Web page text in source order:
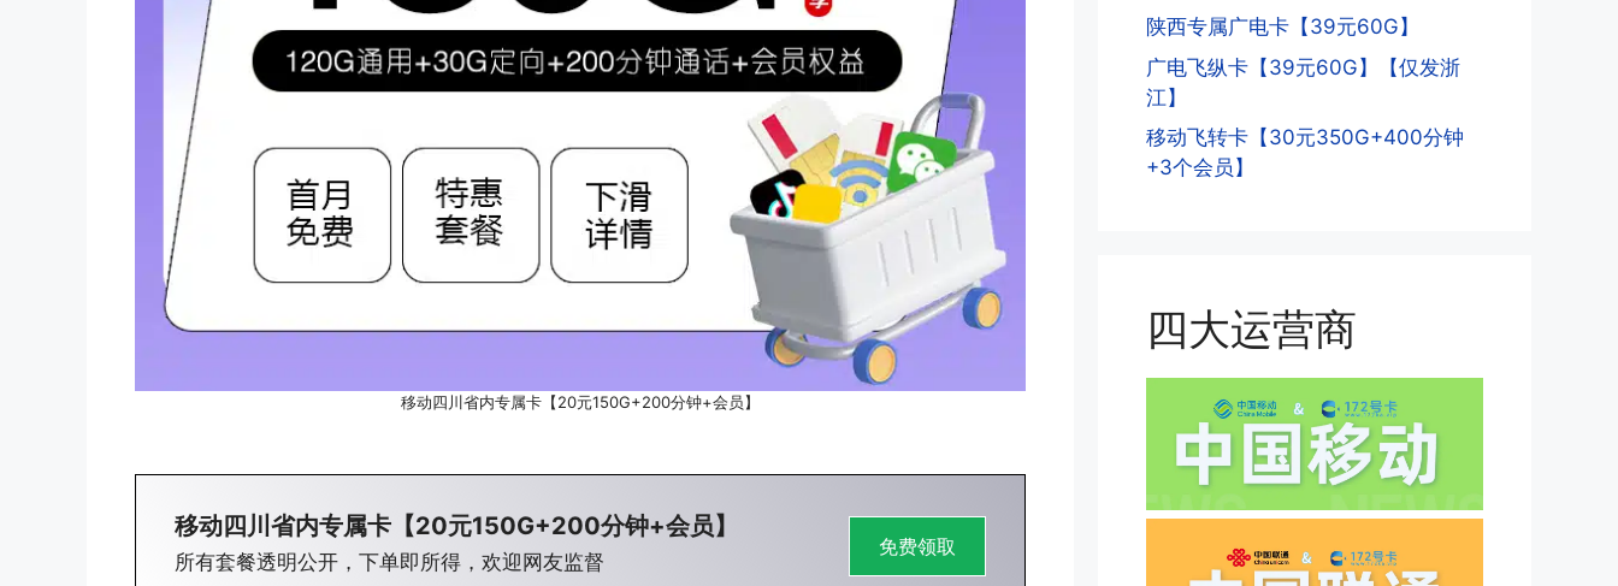
移动四川省内专属卡【20元150G+200分钟+会员】
移动四川省内专属卡【20元150G+200分钟+会员】
所有套餐透明公开，下单即所得，欢迎网友监督
免费领取
陕西专属广电卡【39元60G】
广电飞纵卡【39元60G】【仅发浙
江】
移动飞转卡【30元350G+400分钟
+3个会员】
四大运营商